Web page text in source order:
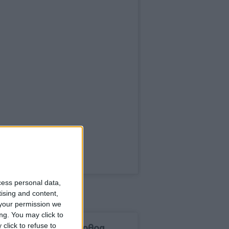
personal data,
and content,
permission we
You may click to
click to refuse to